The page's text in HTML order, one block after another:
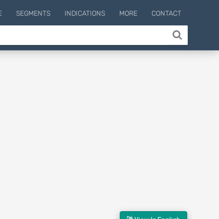
SEGMENTS INDICATIONS MORE CONTACT